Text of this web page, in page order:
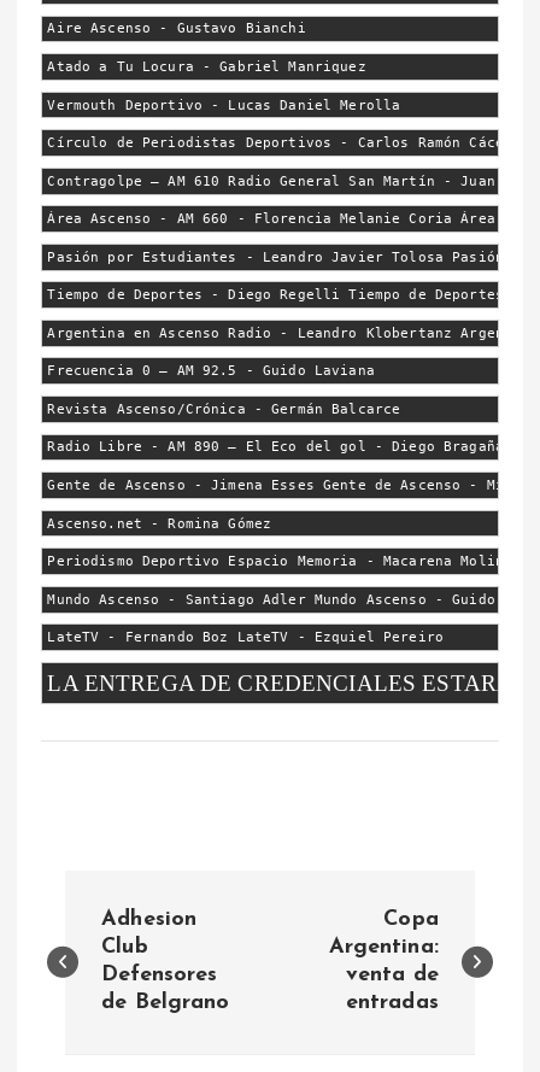
Aire Ascenso - Gustavo Bianchi
Atado a Tu Locura - Gabriel Manriquez
Vermouth Deportivo - Lucas Daniel Merolla
Círculo de Periodistas Deportivos - Carlos Ramón
Contragolpe – AM 610 Radio General San Martín - Juan
Área Ascenso - AM 660 - Florencia Melanie Coria Área
Pasión por Estudiantes - Leandro Javier Tolosa Pasión
Tiempo de Deportes - Diego Regelli Tiempo de Deportes -
Argentina en Ascenso Radio - Leandro Klobertanz
Frecuencia 0 – AM 92.5 - Guido Laviana
Revista Ascenso/Crónica - Germán Balcarce
Radio Libre - AM 890 – El Eco del gol - Diego Bragaña
Gente de Ascenso - Jimena Esses Gente de Ascenso -
Ascenso.net - Romina Gómez
Periodismo Deportivo Espacio Memoria - Macarena Molins
Mundo Ascenso - Santiago Adler Mundo Ascenso - Guido Díaz
LateTV - Fernando Boz LateTV - Ezquiel Pereiro
LA ENTREGA DE CREDENCIALES ESTARÁ
a
Adhesion
Club
Defensores
de Belgrano
Copa
Argentina:
venta de
entradas